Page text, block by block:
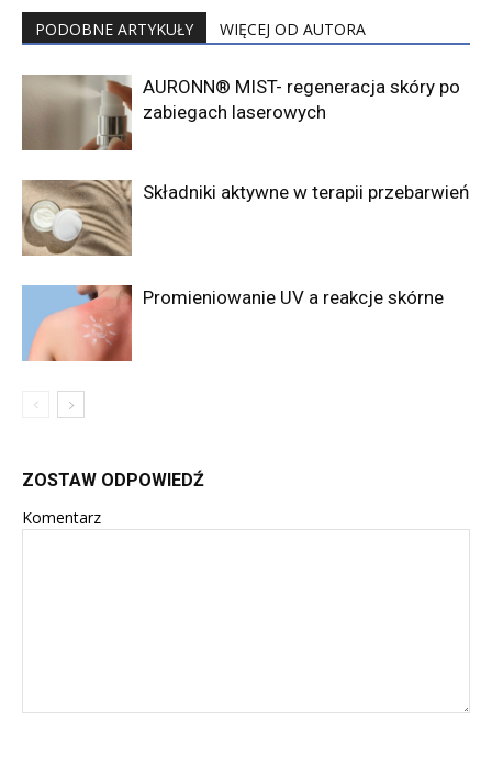
PODOBNE ARTYKUŁY WIĘCEJ OD AUTORA
AURONN® MIST- regeneracja skóry po
zabiegach laserowych
Składniki aktywne w terapii przebarwień
Promieniowanie UV a reakcje skórne
ZOSTAW ODPOWIEDŹ
Komentarz